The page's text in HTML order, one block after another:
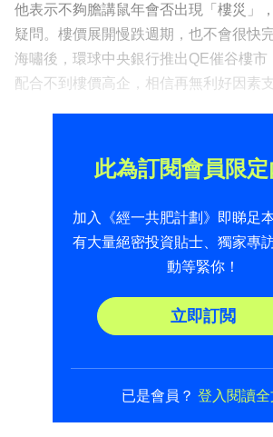
他表示不夠膽講鼠年會否出現「樓災」
疑問。樓價展開慢跌週期，也不會很快
海嘯後，環球中央銀行推出QE催谷樓市
配合不到樓價高企，相信再無利好因素
此為訂閱會員限
加入《經一共肥計劃》即睇足
有大量絕密投資貼士、獨家專
動等緊你！
立即訂閲
已是會員？ 登入閱讀全